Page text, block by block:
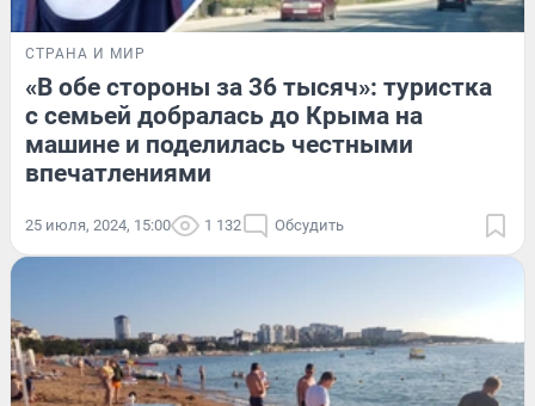
СТРАНА И МИР
«В обе стороны за 36 тысяч»: туристка
с семьей добралась до Крыма на
машине и поделилась честными
впечатлениями
25 июля, 2024, 15:00 1 132 Обсудить